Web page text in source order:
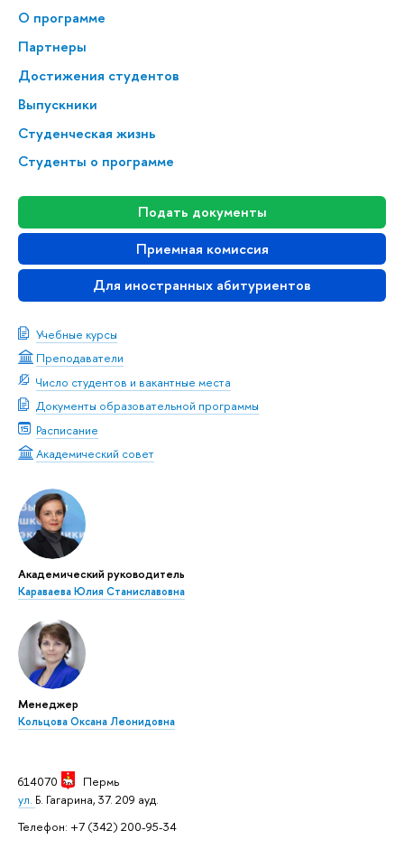
О программе
Партнеры
Достижения студентов
Выпускники
Студенческая жизнь
Студенты о программе
Подать документы
Приемная комиссия
Для иностранных абитуриентов
Учебные курсы
Преподаватели
Число студентов и вакантные места
Документы образовательной программы
Расписание
Академический совет
Академический руководитель
Караваева Юлия Станиславовна
Менеджер
Кольцова Оксана Леонидовна
614070
Пермь
ул. Б. Гагарина, 37. 209 ауд.
Телефон: +7 (342) 200-95-34